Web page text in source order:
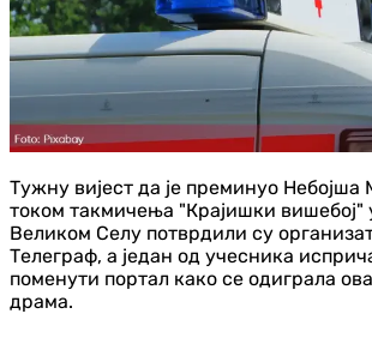
Тужну вијест да је преминуо
током такмичења "Крајишки вишебој"
Великом Селу потврдили су
Телеграф, а један од учесника
поменути портал како се одиграла
драма.